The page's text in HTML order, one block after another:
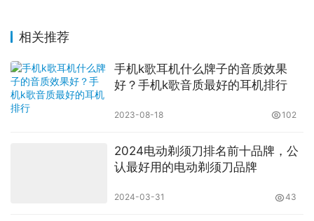
相关推荐
手机k歌耳机什么牌子的音质效果
好？手机k歌音质最好的耳机排行
2023-08-18 102
2024电动剃须刀排名前十品牌，公
认最好用的电动剃须刀品牌
2024-03-31 43